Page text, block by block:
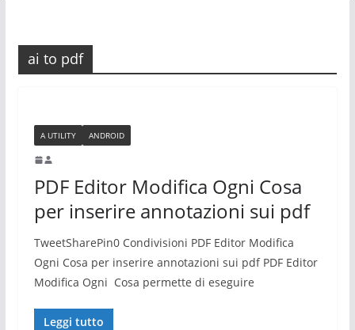
ai to pdf
A UTILITY ANDROID
PDF Editor Modifica Ogni Cosa
per inserire annotazioni sui pdf
TweetSharePin0 Condivisioni PDF Editor Modifica
Ogni Cosa per inserire annotazioni sui pdf PDF Editor
Modifica Ogni Cosa permette di eseguire
Leggi tutto